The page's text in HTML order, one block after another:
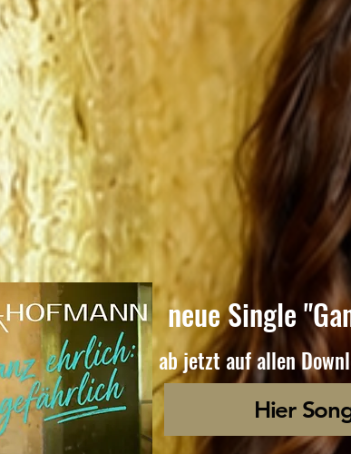
neue Single
ab jetzt auf allen
Hier